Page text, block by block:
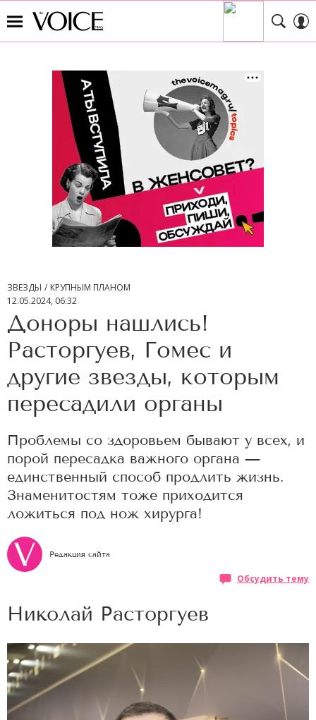
ЗВЕЗДЫ
КРУПНЫМ ПЛАНОМ
12.05.2024, 06:32
Доноры нашлись!
Расторгуев, Гомес и
другие звезды, которым
пересадили органы
Проблемы со здоровьем бывают у всех, и
порой пересадка важного органа —
единственный способ продлить жизнь.
Знаменитостям тоже приходится
ложиться под нож хирурга!
Редакция сайта
Обсудить тему
Николай Расторгуев